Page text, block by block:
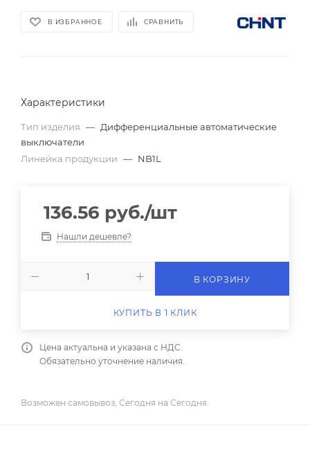
В ИЗБРАННОЕ СРАВНИТЬ
Характеристики
Тип изделия — Дифференциальные автоматические
выключатели
Линейка продукции — NB1L
136.56 руб./шт
Нашли дешевле?
В КОРЗИНУ
КУПИТЬ В 1 КЛИК
Цена актуальна и указана с НДС.
Обязательно уточнение наличия.
Возможен самовывоз, Сегодня на Сегодня.